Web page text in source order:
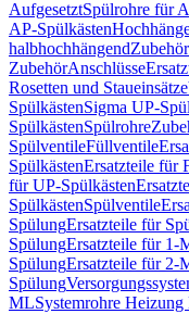
AufgesetztSpülrohre für
AP-Spülkästen
halbhochhängendZubehör
ZubehörAnschlüsse
Rosetten und Staueinsätze
SpülkästenSigma UP-
SpülkästenSpülrohre
SpülventileFüllventile
SpülkästenErsatzteile für
für UP-Spülkästen
SpülkästenSpülventile
SpülungErsatzteile für
SpülungErsatzteile für 1-
SpülungErsatzteile für 2-
Spülung
MLSystemrohre